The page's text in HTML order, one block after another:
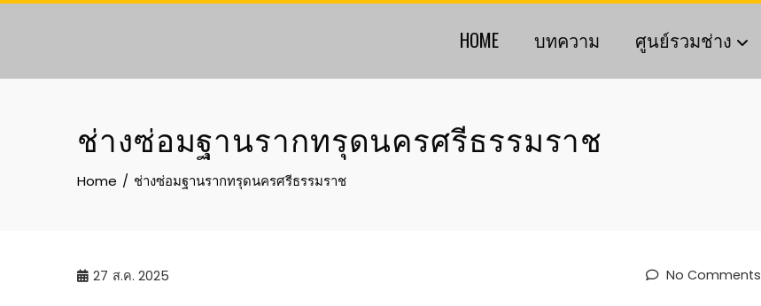
Skip
HOME บทความ ศูนย์รวมช่าง
ช่างซ่อมฐานรากทรุดนครศรีธรรมราช
Home ช่างซ่อมฐานรากทรุดนครศรีธรรมราช
27 ส.ค. 2025 No Comments